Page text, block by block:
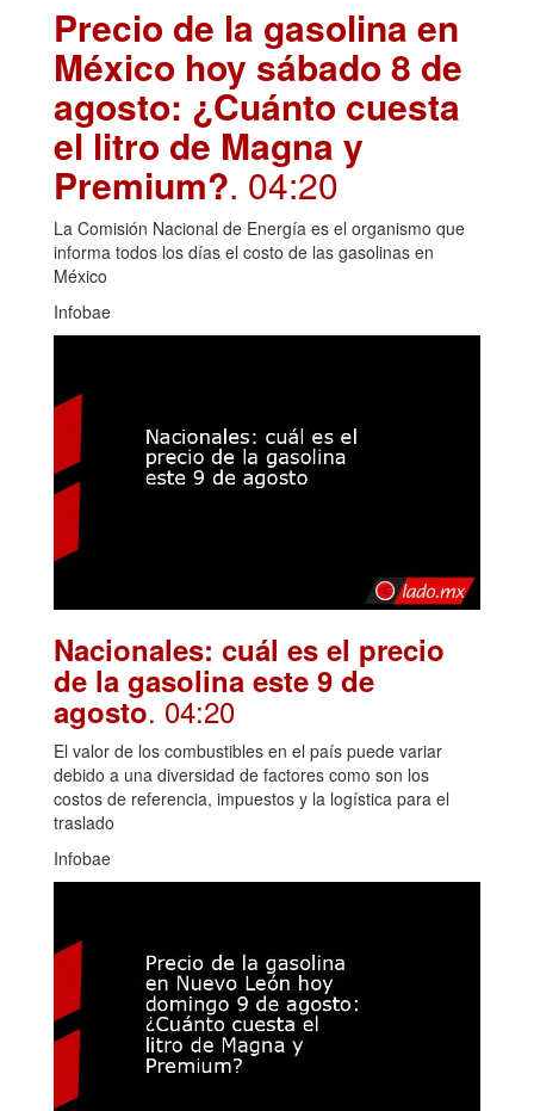
Precio de la gasolina en
México hoy sábado 8 de
agosto: ¿Cuánto cuesta
el litro de Magna y
Premium?. 04:20
La Comisión Nacional de Energía es el organismo que
informa todos los días el costo de las gasolinas en
México
Infobae
Nacionales: cuál es el precio
de la gasolina este 9 de
agosto. 04:20
El valor de los combustibles en el país puede variar
debido a una diversidad de factores como son los
costos de referencia, impuestos y la logística para el
traslado
Infobae